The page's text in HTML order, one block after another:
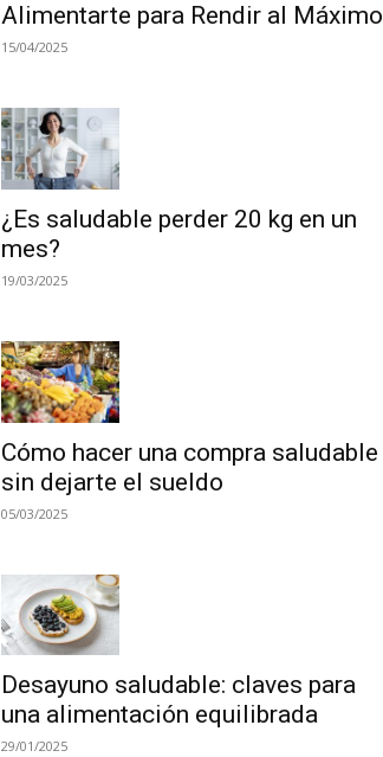
Alimentarte para Rendir al Máximo
15/04/2025
¿Es saludable perder 20 kg en un
mes?
19/03/2025
Cómo hacer una compra saludable
sin dejarte el sueldo
05/03/2025
Desayuno saludable: claves para
una alimentación equilibrada
29/01/2025